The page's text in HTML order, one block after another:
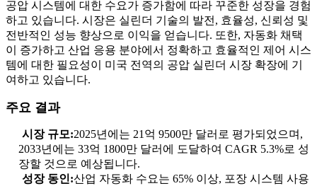
공압 시스템에 대한 수요가 증가함에 따라 꾸준한 성장을 경험
하고 있습니다. 시장은 실린더 기술의 발전, 효율성, 신뢰성 및
전반적인 성능 향상으로 이익을 얻습니다. 또한, 자동화 채택
이 증가하고 산업 응용 분야에서 정확하고 효율적인 제어 시스
템에 대한 필요성이 미국 전역의 공압 실린더 시장 확장에 기
여하고 있습니다.
주요 결과
시장 규모:2025년에는 21억 9500만 달러로 평가되었으며,
2033년에는 33억 1800만 달러에 도달하여 CAGR 5.3%로 성
장할 것으로 예상됩니다.
성장 동인:산업 자동화 수요는 65% 이상, 포장 시스템 사용